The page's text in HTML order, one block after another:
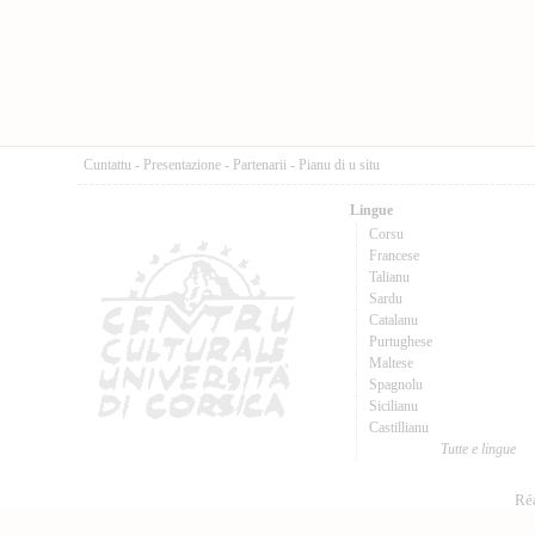
Cuntattu - Presentazione - Partenarii - Pianu di u situ
Lingue
Corsu
Francese
Talianu
Sardu
Catalanu
Purtughese
Maltese
Spagnolu
Sicilianu
Castillianu
Tutte e lingue